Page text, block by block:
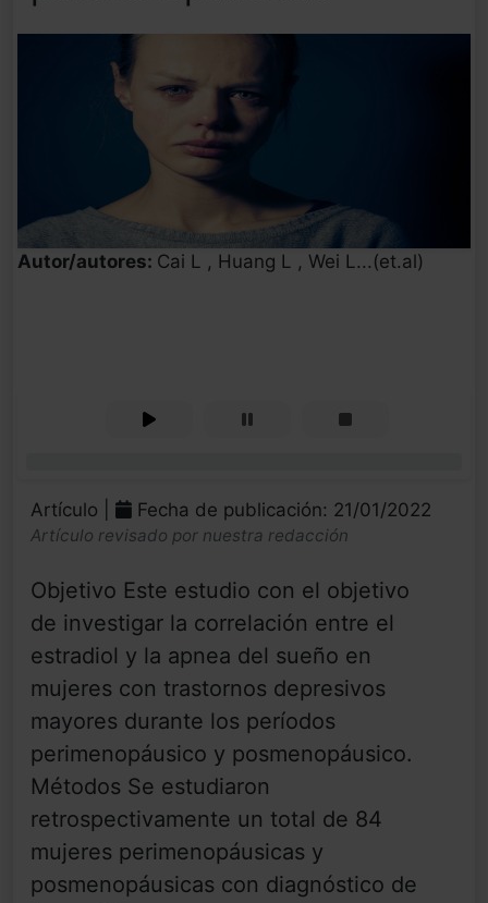
Autor/autores: Cai L , Huang L , Wei L...(et.al)
Artículo | Fecha de publicación: 21/01/2022
Artículo revisado por nuestra redacción
Objetivo Este estudio con el objetivo
de investigar la correlación entre el
estradiol y la apnea del sueño en
mujeres con trastornos depresivos
mayores durante los períodos
perimenopáusico y posmenopáusico.
Métodos Se estudiaron
retrospectivamente un total de 84
mujeres perimenopáusicas y
posmenopáusicas con diagnóstico de